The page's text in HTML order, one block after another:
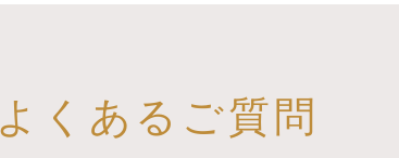
よくあるご質問